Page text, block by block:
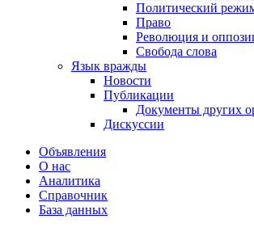
Политический
Право
Революция и
Свобода слова
Язык вражды
Новости
Публикации
Документы других
Дискуссии
Объявления
О нас
Аналитика
Справочник
База данных